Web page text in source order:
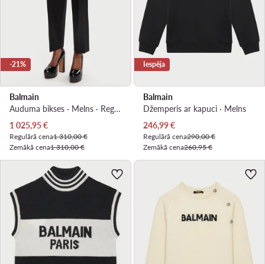
-21%
Balmain
Auduma bikses · Melns · Regular Fit
Pašreizējā cena
1 025,95€
Regulārā cena1 310,00 €
Zemākā cena1 310,00 €
Iespēja
Balmain
Džemperis ar kapuci · Melns
Pašreizējā cena
246,99€
Regulārā cena290,00 €
Zemākā cena260,95 €